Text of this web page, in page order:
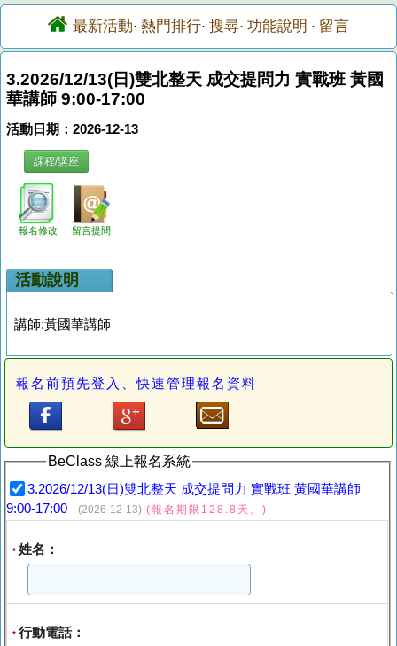
最新活動· 熱門排行· 搜尋· 功能說明 · 留言
3.2026/12/13(日)雙北整天 成交提問力 實戰班 黃國
華講師 9:00-17:00
活動日期：2026-12-13
課程/講座
報名修改 留言提問
活動說明
講師:黃國華講師
報名前預先登入、快速管理報名資料
BeClass 線上報名系統
3.2026/12/13(日)雙北整天 成交提問力 實戰班 黃國華講師
9:00-17:00
(2026-12-13) (報名期限128.8天。)
* 姓名：
* 行動電話：